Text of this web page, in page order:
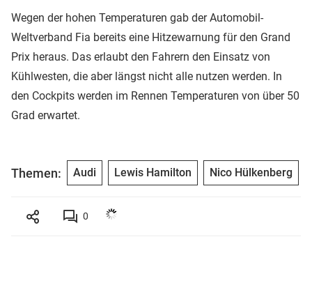
Wegen der hohen Temperaturen gab der Automobil-
Weltverband Fia bereits eine Hitzewarnung für den Grand
Prix heraus. Das erlaubt den Fahrern den Einsatz von
Kühlwesten, die aber längst nicht alle nutzen werden. In
den Cockpits werden im Rennen Temperaturen von über 50
Grad erwartet.
Themen: Audi Lewis Hamilton Nico Hülkenberg
0